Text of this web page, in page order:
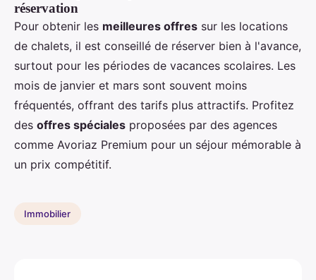
réservation
Pour obtenir les meilleures offres sur les locations
de chalets, il est conseillé de réserver bien à l'avance,
surtout pour les périodes de vacances scolaires. Les
mois de janvier et mars sont souvent moins
fréquentés, offrant des tarifs plus attractifs. Profitez
des offres spéciales proposées par des agences
comme Avoriaz Premium pour un séjour mémorable à
un prix compétitif.
Immobilier